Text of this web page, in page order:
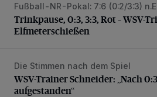
Trinkpause, 0:3, 3:3, Rot –
Fußball-NR-Pokal: 7:6 (0:2/3:3)
Trinkpause, 0:3, 3:3, Rot – WSV-
Elfmeterschießen
WSV-Trainer Schneider: „Nach
Die Stimmen nach dem Spiel
WSV-Trainer Schneider: „Nach
aufgestanden“